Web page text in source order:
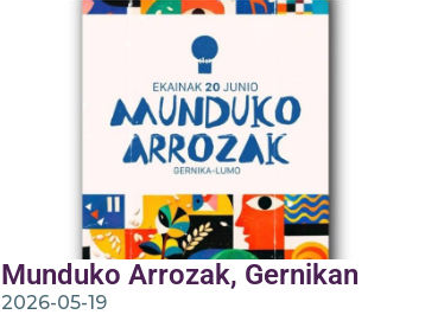
Munduko Arrozak, Gernikan
2026-05-19